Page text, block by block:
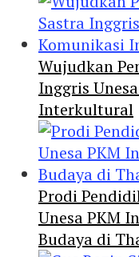
Wujudkan
Inggris
Interkultural
Prodi
Unesa PKM
Budaya di